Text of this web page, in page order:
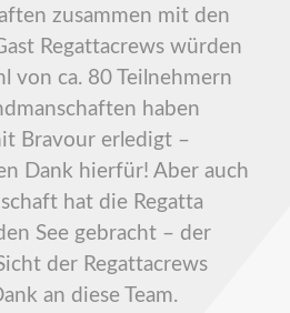
zusammen mit den
Regattacrews würden
von ca. 80 Teilnehmern
haben
Bravour erledigt –
Dank hierfür! Aber auch
hat die Regatta
See gebracht – der
der Regattacrews
an diese Team.